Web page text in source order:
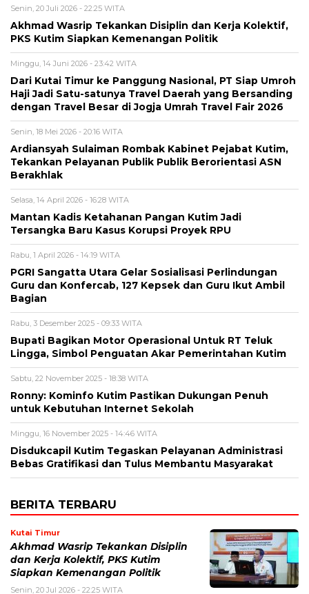
Senin, 20 Juli 2026 - 22:25 WITA
Akhmad Wasrip Tekankan Disiplin dan Kerja Kolektif,
PKS Kutim Siapkan Kemenangan Politik
Minggu, 14 Juni 2026 - 23:42 WITA
Dari Kutai Timur ke Panggung Nasional, PT Siap Umroh
Haji Jadi Satu-satunya Travel Daerah yang Bersanding
dengan Travel Besar di Jogja Umrah Travel Fair 2026
Senin, 18 Mei 2026 - 20:16 WITA
Ardiansyah Sulaiman Rombak Kabinet Pejabat Kutim,
Tekankan Pelayanan Publik Publik Berorientasi ASN
Berakhlak
Selasa, 14 April 2026 - 16:28 WITA
Mantan Kadis Ketahanan Pangan Kutim Jadi
Tersangka Baru Kasus Korupsi Proyek RPU
Rabu, 1 April 2026 - 14:19 WITA
PGRI Sangatta Utara Gelar Sosialisasi Perlindungan
Guru dan Konfercab, 127 Kepsek dan Guru Ikut Ambil
Bagian
Rabu, 3 Desember 2025 - 09:33 WITA
Bupati Bagikan Motor Operasional Untuk RT Teluk
Lingga, Simbol Penguatan Akar Pemerintahan Kutim
Sabtu, 22 November 2025 - 18:38 WITA
Ronny: Kominfo Kutim Pastikan Dukungan Penuh
untuk Kebutuhan Internet Sekolah
Minggu, 16 November 2025 - 14:46 WITA
Disdukcapil Kutim Tegaskan Pelayanan Administrasi
Bebas Gratifikasi dan Tulus Membantu Masyarakat
BERITA TERBARU
Kutai Timur
Akhmad Wasrip Tekankan Disiplin
dan Kerja Kolektif, PKS Kutim
Siapkan Kemenangan Politik
Senin, 20 Jul 2026 - 22:25 WITA